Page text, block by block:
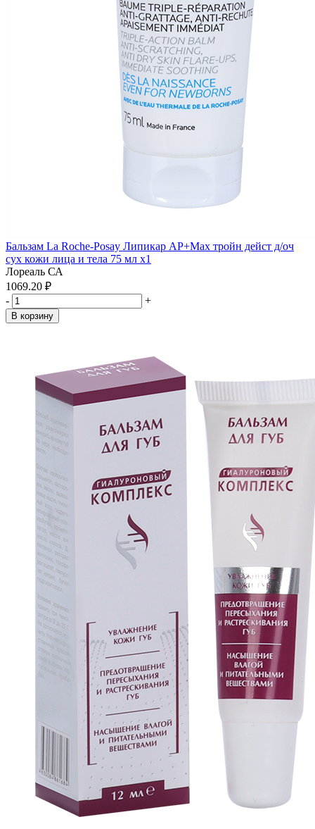
Бальзам La Roche-Posay Липикар АР+Max тройн дейст д/оч
сух кожи лица и тела 75 мл x1
Лореаль СА
1069.20 ₽
-
+
В корзину